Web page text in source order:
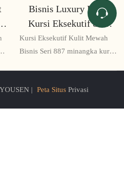
Bisnis Luxury Kulit
Kursi Eksekutif 887
Series
Kursi Eksekutif Kulit Mewah
Bisnis Seri 887 minangka kursi
rasa sing wicaksana. Nampilake
| Peta SitusPrivasi